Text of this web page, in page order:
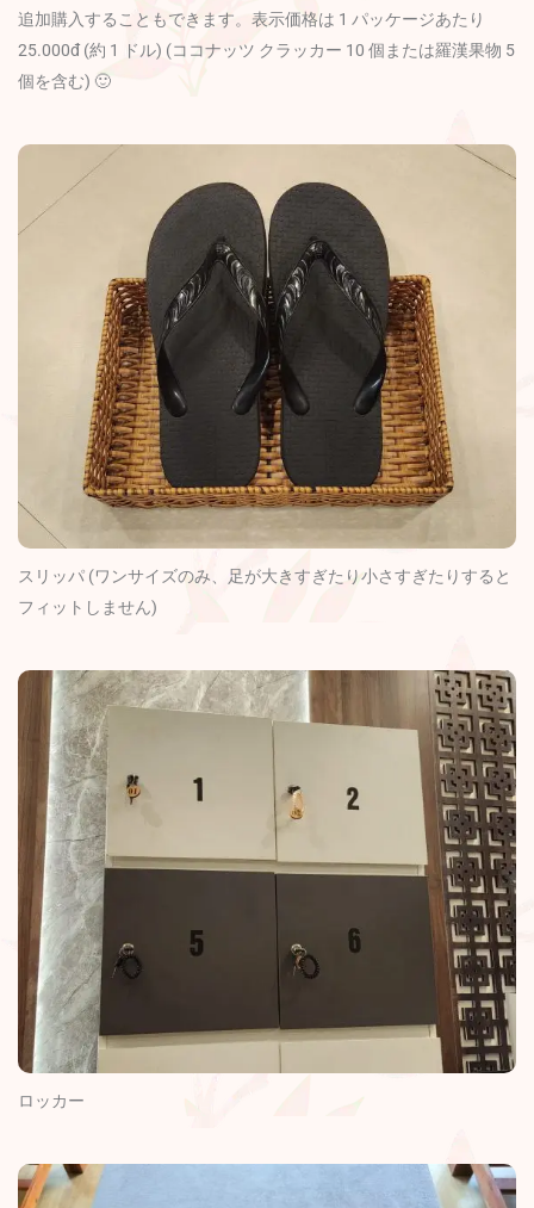
追加購入することもできます。表示価格は 1 パッケージあたり
25.000đ (約 1 ドル) (ココナッツ クラッカー 10 個または羅漢果物 5
個を含む) 🙂
スリッパ (ワンサイズのみ、足が大きすぎたり小さすぎたりすると
フィットしません)
ロッカー